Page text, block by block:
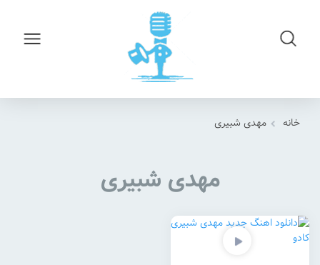
خانه مهدی شبیری
مهدی شبیری